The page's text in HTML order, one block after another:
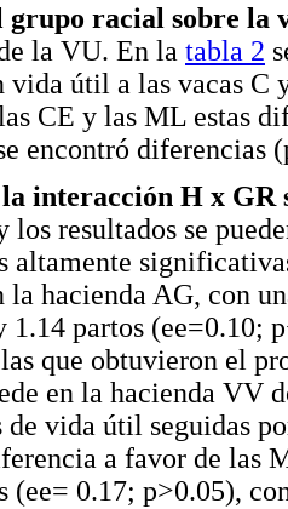
grupo racial sobre la
la VU. En la tabla 2
vida útil a las vacas C
CE y las ML estas
encontró diferencias
interacción H x GR
los resultados se
altamente
la hacienda AG, con
1.14 partos (ee=0.10;
que obtuvieron el
en la hacienda VV
de vida útil seguidas
a favor de las
(ee= 0.17; p>0.05),